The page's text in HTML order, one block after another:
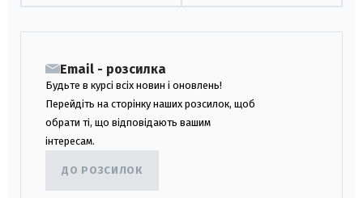
Email - розсилка
Будьте в курсі всіх новин і оновлень!
Перейдіть на сторінку наших розсилок, щоб
обрати ті, що відповідають вашим
інтересам.
ДО РОЗСИЛОК